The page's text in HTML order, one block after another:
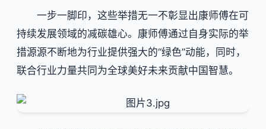
一步一脚印，这些举措无一不彰显出康师傅在可
持续发展领域的减碳雄心。康师傅通过自身实际的举
措源源不断地为行业提供强大的“绿色”动能，同时，
联合行业力量共同为全球美好未来贡献中国智慧。